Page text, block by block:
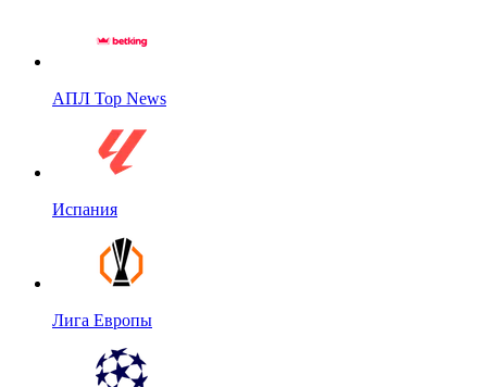
АПЛ Top News
Испания
Лига Европы